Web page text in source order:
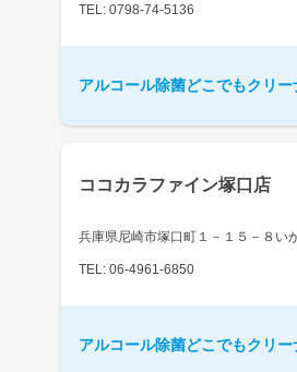
TEL: 0798-74-5136
アルコール除菌どこでもクリ
ココカラファイン塚口店
兵庫県尼崎市塚口町１－１５－８い
TEL: 06-4961-6850
アルコール除菌どこでもクリ